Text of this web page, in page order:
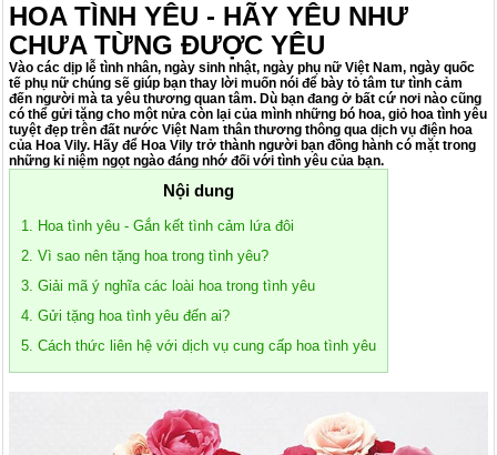
HOA TÌNH YÊU - HÃY YÊU NHƯ
CHƯA TỪNG ĐƯỢC YÊU
Vào các dịp lễ tình nhân, ngày sinh nhật, ngày phụ nữ Việt Nam, ngày quốc
tế phụ nữ chúng sẽ giúp bạn thay lời muốn nói để bày tỏ tâm tư tình cảm
đến người mà ta yêu thương quan tâm. Dù bạn đang ở bất cứ nơi nào cũng
có thể gửi tặng cho một nửa còn lại của mình những bó hoa, giỏ hoa tình yêu
tuyệt đẹp trên đất nước Việt Nam thân thương thông qua dịch vụ điện hoa
của Hoa Vily. Hãy để Hoa Vily trở thành người bạn đồng hành có mặt trong
những kỉ niệm ngọt ngào đáng nhớ đối với tình yêu của bạn.
Nội dung
1. Hoa tình yêu - Gắn kết tình cảm lứa đôi
2. Vì sao nên tặng hoa trong tình yêu?
3. Giải mã ý nghĩa các loài hoa trong tình yêu
4. Gửi tặng hoa tình yêu đến ai?
5. Cách thức liên hệ với dịch vụ cung cấp hoa tình yêu